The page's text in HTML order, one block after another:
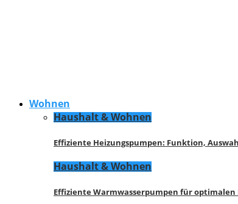
Wohnen
Haushalt & Wohnen
Effiziente Heizungspumpen: Funktion,
Haushalt & Wohnen
Effiziente Warmwasserpumpen für